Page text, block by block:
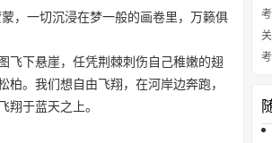
，一切沉浸在梦一般的画卷里，万籁俱
下悬崖，任凭荆棘刺伤自己稚嫩的翅
。我们想自由飞翔，在河岸边奔跑，
翔于蓝天之上。